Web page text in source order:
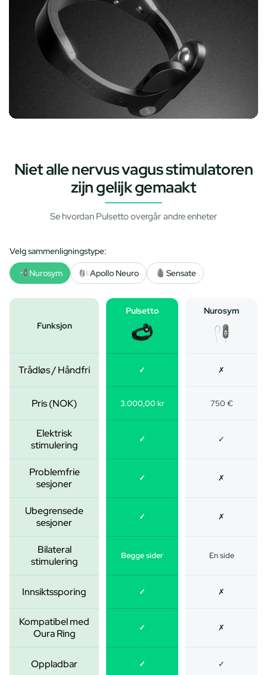
Niet alle nervus vagus stimulatoren
zijn gelijk gemaakt
Se hvordan Pulsetto overgår andre enheter
Velg sammenligningstype:
Nurosym Apollo Neuro Sensate
Funksjon
Pulsetto Nurosym
Trådløs / Håndfri ✓ ✗
Pris (NOK) 3.000,00 kr 750 €
Elektrisk
stimulering
✓ ✓
Problemfrie
sesjoner
✓ ✗
Ubegrensede
sesjoner
✓ ✗
Bilateral
stimulering
Begge sider En side
Innsiktssporing ✓ ✗
Kompatibel med
Oura Ring
✓ ✗
Oppladbar ✓ ✓